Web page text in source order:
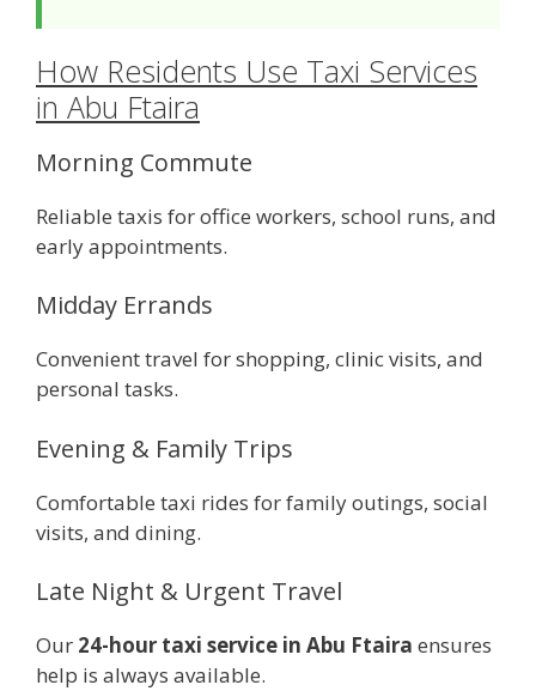
How Residents Use Taxi Services
in Abu Ftaira
Morning Commute
Reliable taxis for office workers, school runs, and
early appointments.
Midday Errands
Convenient travel for shopping, clinic visits, and
personal tasks.
Evening & Family Trips
Comfortable taxi rides for family outings, social
visits, and dining.
Late Night & Urgent Travel
Our 24-hour taxi service in Abu Ftaira ensures
help is always available.